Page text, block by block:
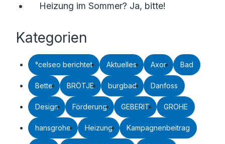
Heizung im Sommer? Ja, bitte!
Kategorien
°celseo berichtet Aktuelles Axor Bad
Bette BRÖTJE burgbad Danfoss
Design Förderung GEBERIT GROHE
hansgrohe Heizung Kampagnenbeitrag